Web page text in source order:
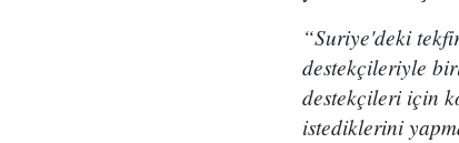
“Suriye'deki
destekçileriyle
destekçileri için
istediklerini